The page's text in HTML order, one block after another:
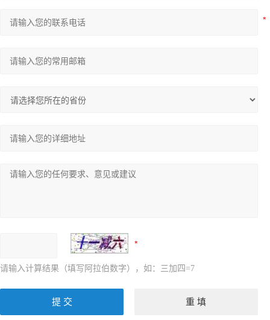
请输入计算结果（填写阿拉伯数字），如：三加四=7